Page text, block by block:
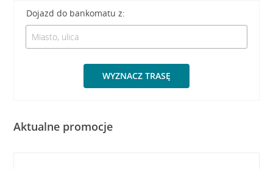
Dojazd do bankomatu z:
WYZNACZ TRASĘ
Aktualne promocje